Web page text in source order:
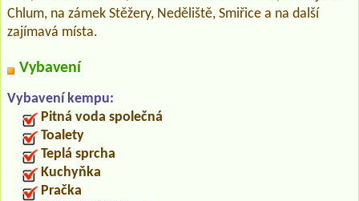
Chlum, na zámek Stěžery, Neděliště, Smiřice a na další
zajímavá místa.
Vybavení
Vybavení kempu:
Pitná voda společná
Toalety
Teplá sprcha
Kuchyňka
Pračka